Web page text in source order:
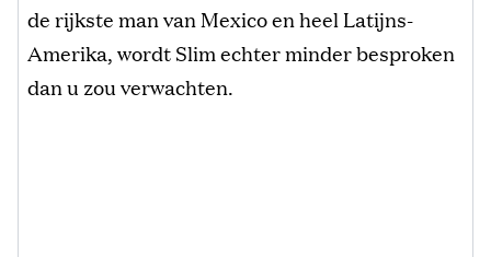
de rijkste man van Mexico en heel Latijns-
Amerika, wordt Slim echter minder besproken
dan u zou verwachten.